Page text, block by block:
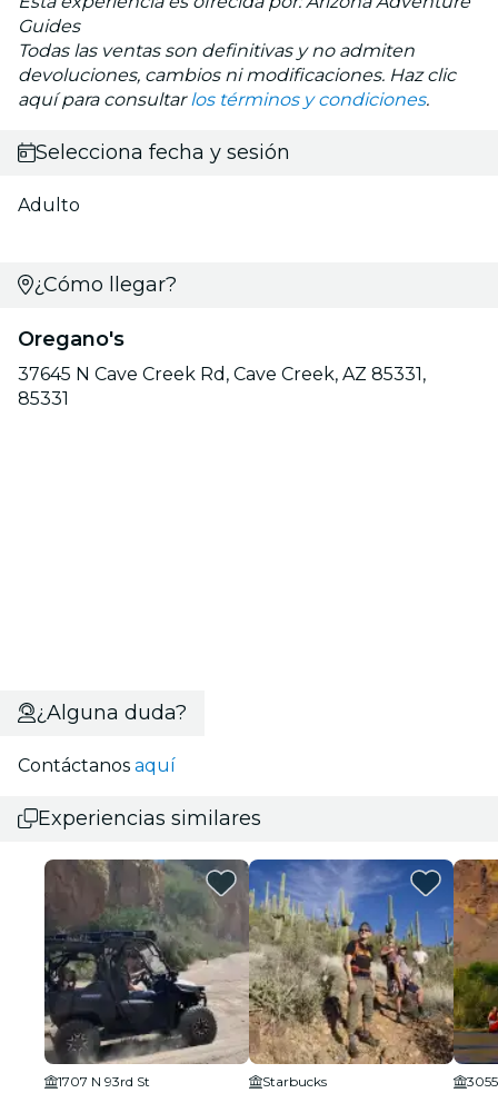
Guides
Todas las ventas son definitivas y no admiten
devoluciones, cambios ni modificaciones. Haz clic
aquí para consultar los términos y condiciones.
Selecciona fecha y sesión
Adulto
¿Cómo llegar?
Oregano's
37645 N Cave Creek Rd, Cave Creek, AZ 85331,
85331
¿Alguna duda?
Contáctanos aquí
Experiencias similares
1707 N 93rd St
Starbucks